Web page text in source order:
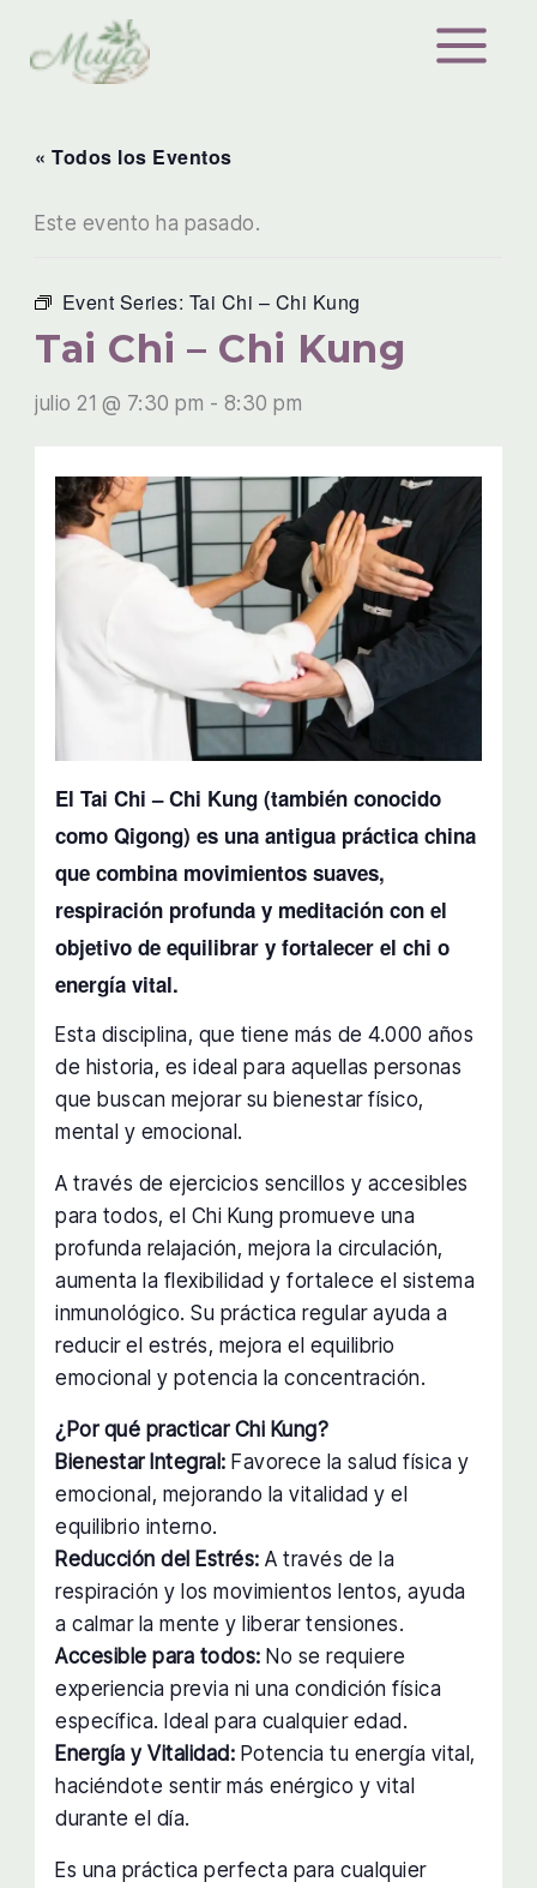
contenido
« Todos los Eventos
Este evento ha pasado.
Event Series: Tai Chi – Chi Kung
Tai Chi – Chi Kung
julio 21 @ 7:30 pm - 8:30 pm
El Tai Chi – Chi Kung (también conocido
como Qigong) es una antigua práctica china
que combina movimientos suaves,
respiración profunda y meditación con el
objetivo de equilibrar y fortalecer el chi o
energía vital.
Esta disciplina, que tiene más de 4.000 años
de historia, es ideal para aquellas personas
que buscan mejorar su bienestar físico,
mental y emocional.
A través de ejercicios sencillos y accesibles
para todos, el Chi Kung promueve una
profunda relajación, mejora la circulación,
aumenta la flexibilidad y fortalece el sistema
inmunológico. Su práctica regular ayuda a
reducir el estrés, mejora el equilibrio
emocional y potencia la concentración.
¿Por qué practicar Chi Kung?
Bienestar Integral: Favorece la salud física y
emocional, mejorando la vitalidad y el
equilibrio interno.
Reducción del Estrés: A través de la
respiración y los movimientos lentos, ayuda
a calmar la mente y liberar tensiones.
Accesible para todos: No se requiere
experiencia previa ni una condición física
específica. Ideal para cualquier edad.
Energía y Vitalidad: Potencia tu energía vital,
haciéndote sentir más enérgico y vital
durante el día.
Es una práctica perfecta para cualquier